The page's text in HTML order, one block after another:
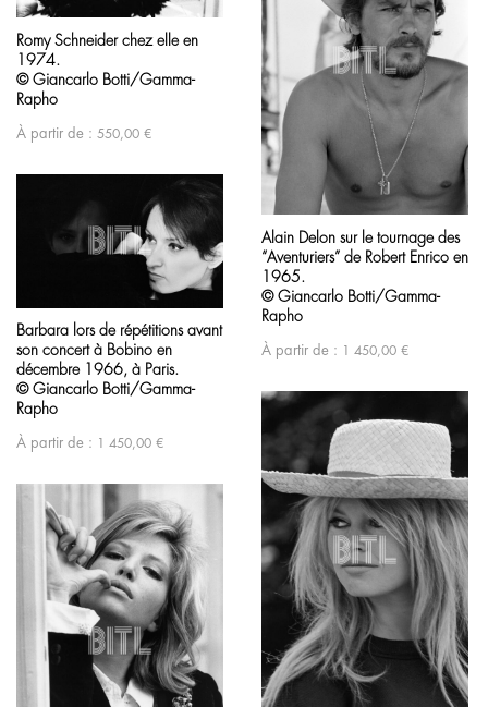
Romy Schneider chez elle en
1974.
© Giancarlo Botti/Gamma-
Rapho
À partir de : 550,00 €
Alain Delon sur le tournage des
“Aventuriers” de Robert Enrico en
1965.
© Giancarlo Botti/Gamma-
Rapho
À partir de : 1 450,00 €
Barbara lors de répétitions avant
son concert à Bobino en
décembre 1966, à Paris.
© Giancarlo Botti/Gamma-
Rapho
À partir de : 1 450,00 €